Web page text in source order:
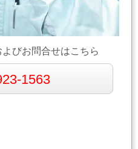
びお問合せはこちら
1563